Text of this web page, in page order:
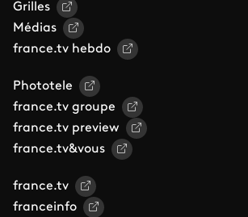
Grilles
Médias
france.tv hebdo
Phototele
france.tv groupe
france.tv preview
france.tv&vous
france.tv
franceinfo